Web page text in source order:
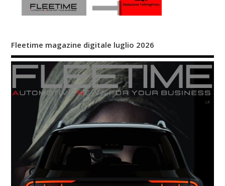
Fleetime magazine digitale luglio 2026